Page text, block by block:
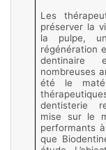
Les
préserver la
la pulpe,
régénération
dentinaire
nombreuses
été le
dentisterie
mise sur le
performants
que